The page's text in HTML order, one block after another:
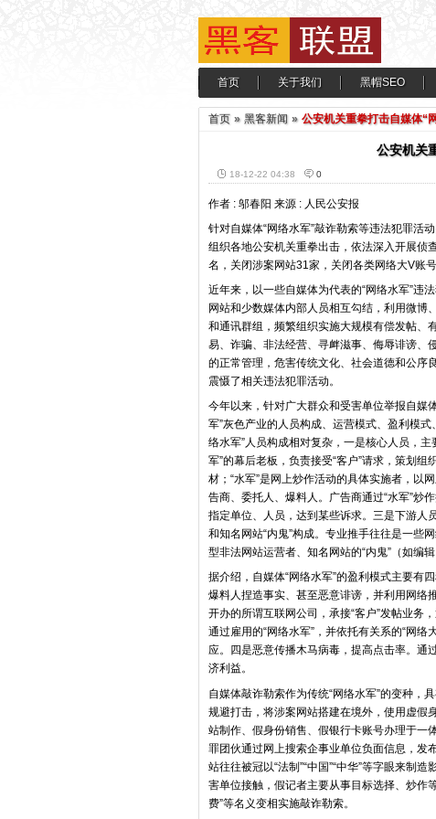
首页 关于我们 黑帽SEO
首页 » 黑客新闻 » 公安机关重拳打击自媒体“
公安机关
18-12-22 04:38 0
作者 : 邬春阳 来源 : 人民公安报
针对自媒体“网络水军”敲诈勒索等违法犯罪活
组织各地公安机关重拳出击，依法深入开展侦
名，关闭涉案网站31家，关闭各类网络大V账
近年来，以一些自媒体为代表的“网络水军”违
网站和少数媒体内部人员相互勾结，利用微
和通讯群组，频繁组织实施大规模有偿发帖、
易、诈骗、非法经营、寻衅滋事、侮辱诽谤、
的正常管理，危害传统文化、社会道德和公序
震慑了相关违法犯罪活动。
今年以来，针对广大群众和受害单位举报自媒
军”灰色产业的人员构成、运营模式、盈利模
络水军”人员构成相对复杂，一是核心人员，主
军”的幕后老板，负责接受“客户”请求，策划
材；“水军”是网上炒作活动的具体实施者，以
告商、委托人、爆料人。广告商通过“水军”炒
指定单位、人员，达到某些诉求。三是下游人
和知名网站“内鬼”构成。专业推手往往是一些
型非法网站运营者、知名网站的“内鬼”（如编
据介绍，自媒体“网络水军”的盈利模式主要有
爆料人捏造事实、甚至恶意诽谤，并利用网络
开办的所谓互联网公司，承接“客户”发帖业务
通过雇用的“网络水军”，并依托有关系的“网
应。四是恶意传播木马病毒，提高点击率。通
济利益。
自媒体敲诈勒索作为传统“网络水军”的变种，
规避打击，将涉案网站搭建在境外，使用虚假
站制作、假身份销售、假银行卡账号办理于一
罪团伙通过网上搜索企事业单位负面信息，发
站往往被冠以“法制”“中国”“中华”等字眼来制
害单位接触，假记者主要从事目标选择、炒作
费”等名义变相实施敲诈勒索。